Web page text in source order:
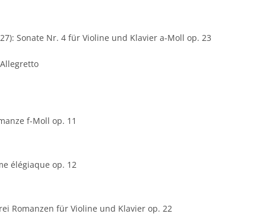
Sonate Nr. 4 für Violine und Klavier a-Moll op. 23
f-Moll op. 11
élégiaque op. 12
Romanzen für Violine und Klavier op. 22